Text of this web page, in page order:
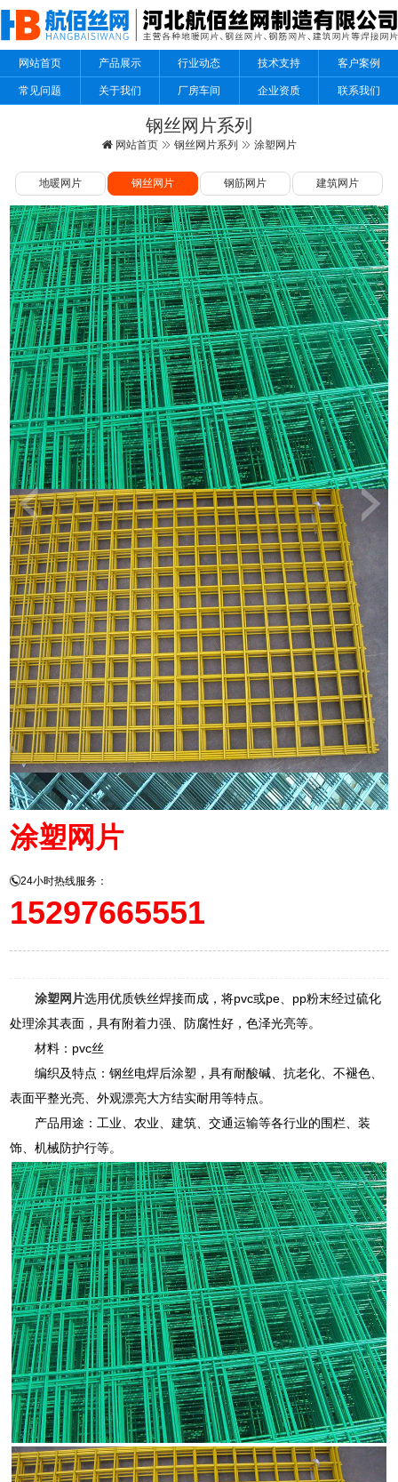
网站首页 产品展示 行业动态 技术支持 客户案例
常见问题 关于我们 厂房车间 企业资质 联系我们
钢丝网片系列
网站首页 钢丝网片系列 涂塑网片
地暖网片 钢丝网片 钢筋网片 建筑网片
涂塑网片
24小时热线服务：
15297665551
涂塑网片选用优质铁丝焊接而成，将pvc或pe、pp粉末经过硫化
处理涂其表面，具有附着力强、防腐性好，色泽光亮等。
材料：pvc丝
编织及特点：钢丝电焊后涂塑，具有耐酸碱、抗老化、不褪色、
表面平整光亮、外观漂亮大方结实耐用等特点。
产品用途：工业、农业、建筑、交通运输等各行业的围栏、装
饰、机械防护行等。